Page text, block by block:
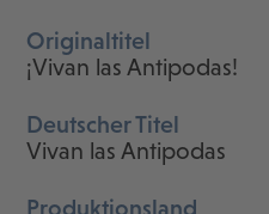
Originaltitel
¡Vivan las Antipodas!
Deutscher Titel
Vivan las Antipodas
Produktionsland